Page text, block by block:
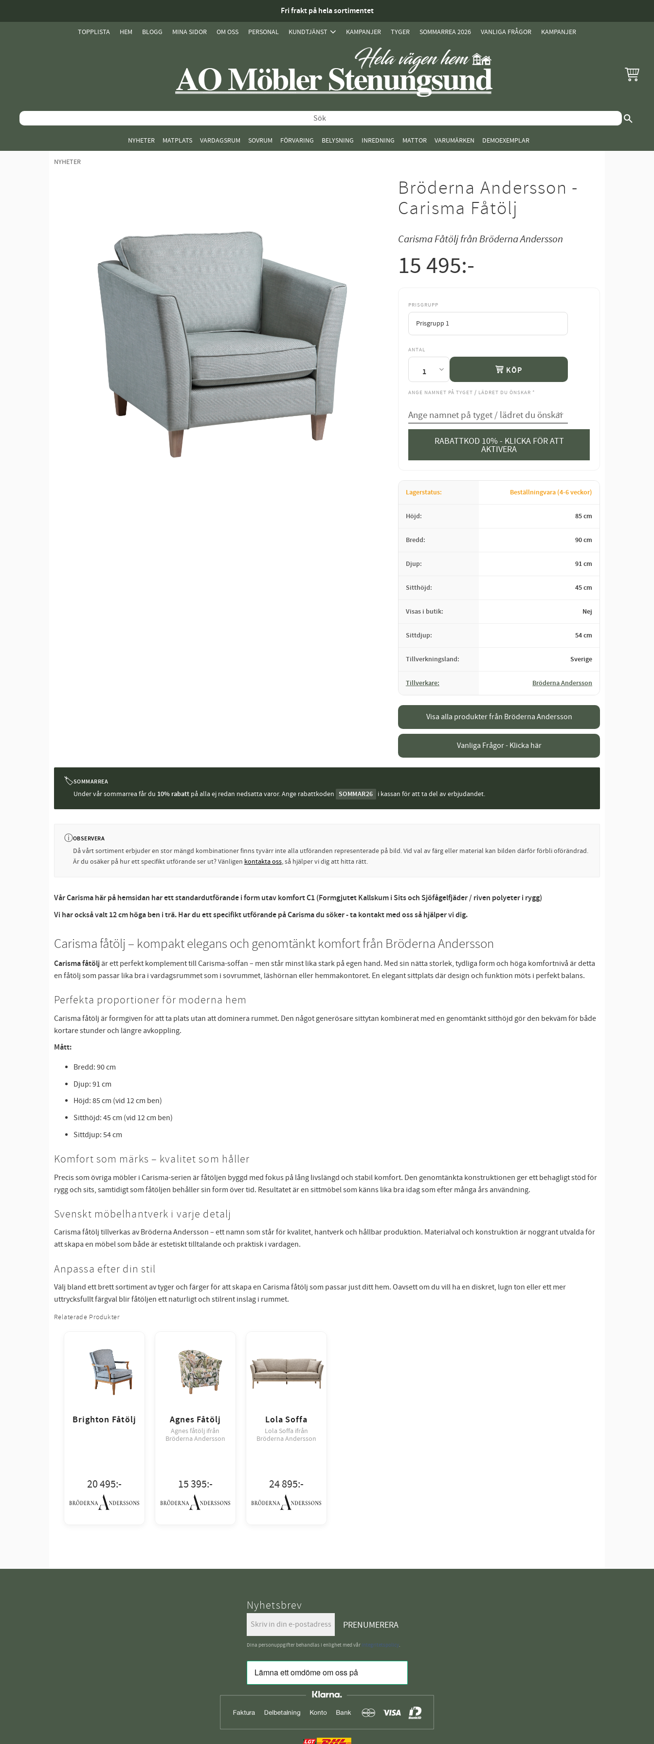
Fri frakt på hela sortimentet
TOPPLISTA HEM BLOGG MINA SIDOR OM OSS PERSONAL KUNDTJÄNST KAMPANJER TYGER SOMMARREA 2026 VANLIGA FRÅGOR KAMPANJER
NYHETER MATPLATS VARDAGSRUM SOVRUM FÖRVARING BELYSNING INREDNING MATTOR VARUMÄRKEN DEMOEXEMPLAR
NYHETER
Bröderna Andersson -
Carisma Fåtölj
Carisma Fåtölj från Bröderna Andersson
15 495:-
PRISGRUPP
ANTAL
KÖP
ANGE NAMNET PÅ TYGET / LÄDRET DU ÖNSKAR *
RABATTKOD 10% - KLICKA FÖR ATT
AKTIVERA
Lagerstatus Beställningvara (4-6 veckor)
Höjd 85 cm
Bredd 90 cm
Djup 91 cm
Sitthöjd 45 cm
Visas i butik Nej
Sittdjup 54 cm
Tillverkningsland Sverige
Tillverkare Bröderna Andersson
Visa alla produkter från Bröderna Andersson
Vanliga Frågor - Klicka här
🏷SOMMARREA
Under vår sommarrea får du 10% rabattpå alla ej redan nedsatta varor. Ange rabattkoden SOMMAR26 i kassan för att ta del av erbjudandet.
ⓘOBSERVERA
Då vårt sortiment erbjuder en stor mängd kombinationer finns tyvärr inte alla utföranden representerade på bild. Vid val av färg eller material kan bilden därför förbli oförändrad.
Är du osäker på hur ett specifikt utförande ser ut? Vänligen kontakta oss, så hjälper vi dig att hitta rätt.
Vår Carisma här på hemsidan har ett standardutförande i form utav komfort C1 (Formgjutet Kallskum i Sits och Sjöfågelfjäder / riven polyeter i rygg)
Vi har också valt 12 cm höga ben i trä. Har du ett specifikt utförande på Carisma du söker - ta kontakt med oss så hjälper vi dig.
Carisma fåtölj – kompakt elegans och genomtänkt komfort från Bröderna Andersson
Carisma fåtölj är ett perfekt komplement till Carisma-soffan – men står minst lika stark på egen hand. Med sin nätta storlek, tydliga form och höga komfortnivå är detta
en fåtölj som passar lika bra i vardagsrummet som i sovrummet, läshörnan eller hemmakontoret. En elegant sittplats där design och funktion möts i perfekt balans.
Perfekta proportioner för moderna hem
Carisma fåtölj är formgiven för att ta plats utan att dominera rummet. Den något generösare sittytan kombinerat med en genomtänkt sitthöjd gör den bekväm för både
kortare stunder och längre avkoppling.
Mått:
Bredd: 90 cm
Djup: 91 cm
Höjd: 85 cm (vid 12 cm ben)
Sitthöjd: 45 cm (vid 12 cm ben)
Sittdjup: 54 cm
Komfort som märks – kvalitet som håller
Precis som övriga möbler i Carisma-serien är fåtöljen byggd med fokus på lång livslängd och stabil komfort. Den genomtänkta konstruktionen ger ett behagligt stöd för
rygg och sits, samtidigt som fåtöljen behåller sin form över tid. Resultatet är en sittmöbel som känns lika bra idag som efter många års användning.
Svenskt möbelhantverk i varje detalj
Carisma fåtölj tillverkas av Bröderna Andersson – ett namn som står för kvalitet, hantverk och hållbar produktion. Materialval och konstruktion är noggrant utvalda för
att skapa en möbel som både är estetiskt tilltalande och praktisk i vardagen.
Anpassa efter din stil
Välj bland ett brett sortiment av tyger och färger för att skapa en Carisma fåtölj som passar just ditt hem. Oavsett om du vill ha en diskret, lugn ton eller ett mer
uttrycksfullt färgval blir fåtöljen ett naturligt och stilrent inslag i rummet.
Relaterade Produkter
Brighton Fåtölj
20 495:-
Agnes Fåtölj
Agnes fåtölj ifrån
Bröderna Andersson
15 395:-
Lola Soffa
Lola Soffa ifrån
Bröderna Andersson
24 895:-
Nyhetsbrev
PRENUMERERA
Dina personuppgifter behandlas i enlighet med vår integritetspolicy.